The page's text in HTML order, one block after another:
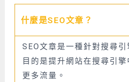
什麼是SEO文章？
SEO文章是一種針對搜尋引
目的是提升網站在搜尋引擎
更多流量。